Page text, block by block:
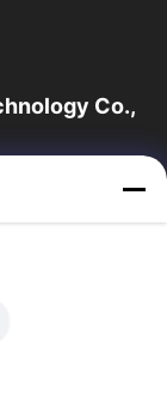
Co.,
van
lijn van